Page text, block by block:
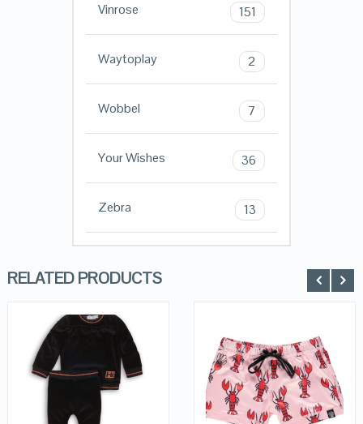
Vinrose 151
Waytoplay 2
Wobbel 7
Your Wishes 36
Zebra 13
RELATED PRODUCTS
QUICK LOOK
VIEW DETAILS
QUICK LOOK
VIEW DETAILS